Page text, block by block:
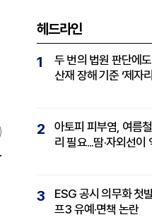
헤드라인
1
두 번의 법원 판단에
산재 장해 기준 ‘제자
2
아토피 피부염, 여름
리 필요...땀·자외선이
3
ESG 공시 의무화 첫
프3 유예·면책 논란